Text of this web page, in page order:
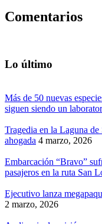
Comentarios
Lo último
Más de 50 nuevas
siguen siendo un
Tragedia en la Laguna
ahogada 4 marzo, 2026
Embarcación “Bravo”
pasajeros en la ruta San
Ejecutivo lanza
2 marzo, 2026